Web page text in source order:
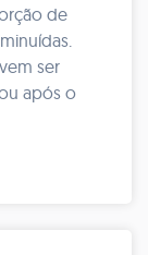
de
ser
após o